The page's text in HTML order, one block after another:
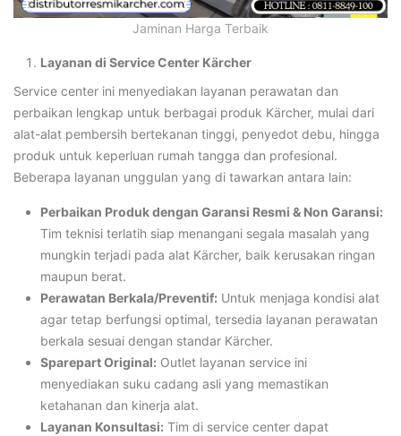
Jaminan Harga Terbaik
Layanan di Service Center Kärcher
Service center ini menyediakan layanan perawatan dan
perbaikan lengkap untuk berbagai produk Kärcher, mulai dari
alat-alat pembersih bertekanan tinggi, penyedot debu, hingga
produk untuk keperluan rumah tangga dan profesional.
Beberapa layanan unggulan yang di tawarkan antara lain:
Perbaikan Produk dengan Garansi Resmi & Non Garansi:
Tim teknisi terlatih siap menangani segala masalah yang
mungkin terjadi pada alat Kärcher, baik kerusakan ringan
maupun berat.
Perawatan Berkala/Preventif: Untuk menjaga kondisi alat
agar tetap berfungsi optimal, tersedia layanan perawatan
berkala sesuai dengan standar Kärcher.
Sparepart Original: Outlet layanan service ini
menyediakan suku cadang asli yang memastikan
ketahanan dan kinerja alat.
Layanan Konsultasi: Tim di service center dapat